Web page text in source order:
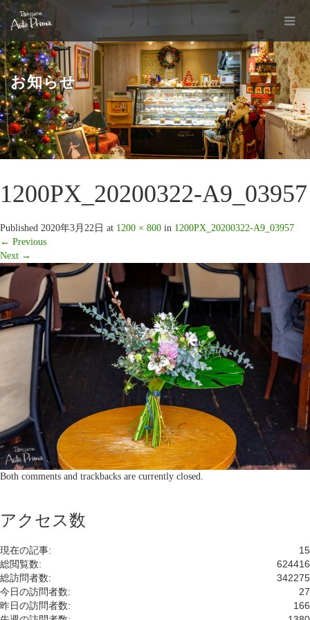
お知らせ
1200PX_20200322-A9_03957
Published 2020年3月22日 at 1200 × 800 in 1200PX_20200322-A9_03957
← Previous
Next →
Both comments and trackbacks are currently closed.
アクセス数
15
現在の記事:
624416
総閲覧数:
342275
総訪問者数:
27
今日の訪問者数:
166
昨日の訪問者数: